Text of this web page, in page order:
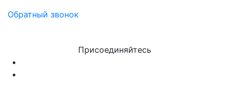
Обратный звонок
Присоединяйтесь